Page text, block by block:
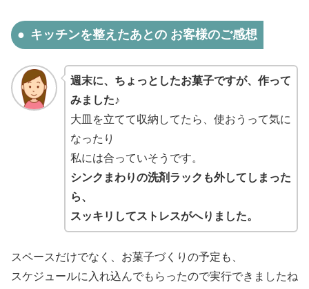
キッチンを整えたあとの お客様のご感想
週末に、ちょっとしたお菓子ですが、作って
みました♪
大皿を立てて収納してたら、使おうって気に
なったり
私には合っていそうです。
シンクまわりの洗剤ラックも外してしまった
ら、
スッキリしてストレスがへりました。
スペースだけでなく、お菓子づくりの予定も、
スケジュールに入れ込んでもらったので実行できましたね